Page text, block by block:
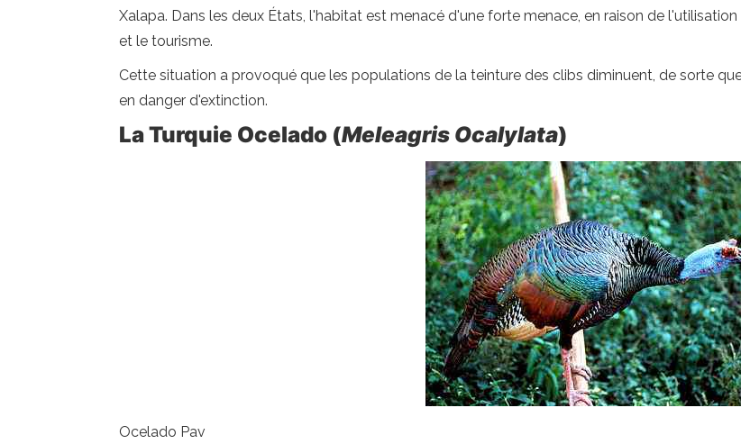
Xalapa. Dans les deux États, l'habitat est menacé d'une forte menace, en raison de
et le tourisme.
Cette situation a provoqué que les populations de la teinture des clibs diminuent, de sorte
en danger d'extinction.
La Turquie Ocelado (Meleagris Ocalylata)
Ocelado Pav